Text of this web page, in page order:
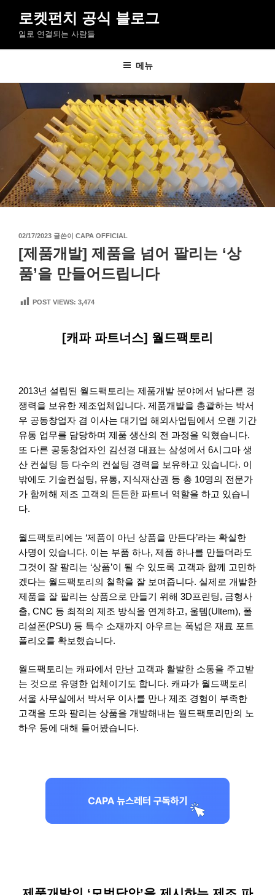
로
로켓펀치 공식 블로그
일로 연결되는 사람들
메뉴
작
일
자
02/17/2023 글쓴이 CAPA OFFICIAL
[제품개발] 제품을 넘어 팔리는 ‘상
품’을 만들어드립니다
POST VIEWS: 3,474
[캐파 파트너스] 월드팩토리
2013년 설립된 월드팩토리는 제품개발 분야에서 남다른 경
쟁력을 보유한 제조업체입니다. 제품개발을 총괄하는 박서
우 공동창업자 겸 이사는 대기업 해외사업팀에서 오랜 기간
유통 업무를 담당하며 제품 생산의 전 과정을 익혔습니다.
또 다른 공동창업자인 김선경 대표는 삼성에서 6시그마 생
산 컨설팅 등 다수의 컨설팅 경력을 보유하고 있습니다. 이
밖에도 기술컨설팅, 유통, 지식재산권 등 총 10명의 전문가
가 함께해 제조 고객의 든든한 파트너 역할을 하고 있습니
다.
월드팩토리에는 ‘제품이 아닌 상품을 만든다’라는 확실한
사명이 있습니다. 이는 부품 하나, 제품 하나를 만들더라도
그것이 잘 팔리는 ‘상품’이 될 수 있도록 고객과 함께 고민하
겠다는 월드팩토리의 철학을 잘 보여줍니다. 실제로 개발한
제품을 잘 팔리는 상품으로 만들기 위해 3D프린팅, 금형사
출, CNC 등 최적의 제조 방식을 연계하고, 울템(Ultem), 폴
리설폰(PSU) 등 특수 소재까지 아우르는 폭넓은 재료 포트
폴리오를 확보했습니다.
월드팩토리는 캐파에서 만난 고객과 활발한 소통을 주고받
는 것으로 유명한 업체이기도 합니다. 캐파가 월드팩토리
서울 사무실에서 박서우 이사를 만나 제조 경험이 부족한
고객을 도와 팔리는 상품을 개발해내는 월드팩토리만의 노
하우 등에 대해 들어봤습니다.